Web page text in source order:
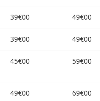
39€00 49€00
39€00 49€00
45€00 59€00
49€00 69€00